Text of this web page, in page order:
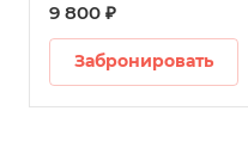
9 800 ₽
Забронировать